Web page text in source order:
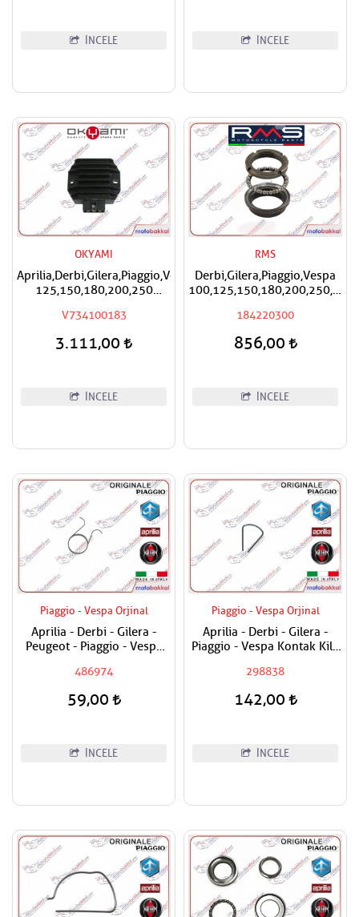
İNCELE İNCELE
OKYAMI
Aprilia,Derbi,Gilera,Piaggio,Vespa
125,150,180,200,250
V734100183
3.111,00
İNCELE
RMS
Derbi,Gilera,Piaggio,Vespa
Mesnet Maşa Bilyası
184220300
856,00
İNCELE
Piaggio - Vespa Orjinal
Aprilia - Derbi - Gilera -
Peugeot - Piaggio - Vespa
486974
59,00
İNCELE
Piaggio - Vespa Orjinal
Aprilia - Derbi - Gilera -
Piaggio - Vespa Kontak Kilit
298838
142,00
İNCELE